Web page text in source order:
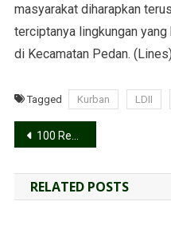
masyarakat diharapkan
terciptanya lingkungan
di Kecamatan Pedan.
Tagged Kurban LDII
100 Remaja LDII Sukoharjo Digembleng di Lereng Gunung, Bootcamp Generus Susela Jadi Sorotan
RELATED POSTS